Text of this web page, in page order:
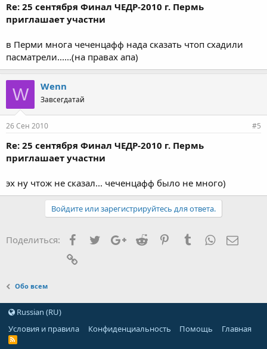
Re: 25 сентября Финал ЧЕДР-2010 г. Пермь
приглашает участни
в Перми многа чеченцафф нада сказать чтоп схадили
пасматрели......(на правах апа)
W Wenn
Завсегдатай
26 Сен 2010 #5
Re: 25 сентября Финал ЧЕДР-2010 г. Пермь
приглашает участни
эх ну чтож не сказал... чеченцафф было не много)
Войдите или зарегистрируйтесь для ответа.
Поделиться: FacebookTwitterGoogle+
Reddit PinterestTumblrWhatsApp
Обо всем
Russian (RU)
Условия и правила
Конфиденциальность Помощь Главная